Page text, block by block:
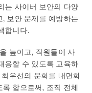
는 사이버 보안의 다양
보안 문제를 예방하는
합니다.
높이고, 직원들이 사
응할 수 있도록 교육하
우선의 문화를 내면화
함으로써, 조직 전체